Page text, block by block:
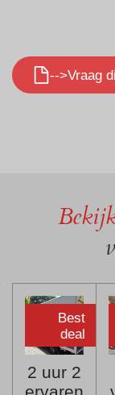
-->Vraag
Best
deal
2 uur 2